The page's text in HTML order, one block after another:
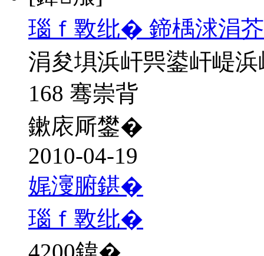
瑙ｆ斁纰� 鍗楀浗涓
涓夋埧浜屽巺鍙屽崼
168 骞崇背
鏉庡厛鐢�
2010-04-19
娓濅腑鍖�
瑙ｆ斁纰�